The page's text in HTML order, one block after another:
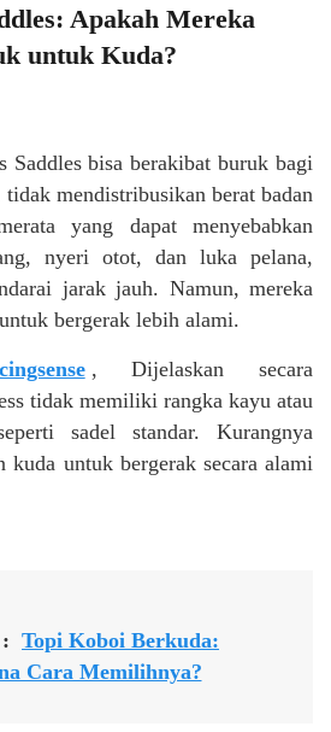
Apakah Mereka
untuk Kuda?
Saddles bisa berakibat buruk bagi
tidak mendistribusikan berat badan
yang dapat menyebabkan
nyeri otot, dan luka pelana,
jarak jauh. Namun, mereka
bergerak lebih alami.
, Dijelaskan secara
tidak memiliki rangka kayu atau
sadel standar. Kurangnya
kuda untuk bergerak secara alami
Topi Koboi Berkuda:
Cara Memilihnya?